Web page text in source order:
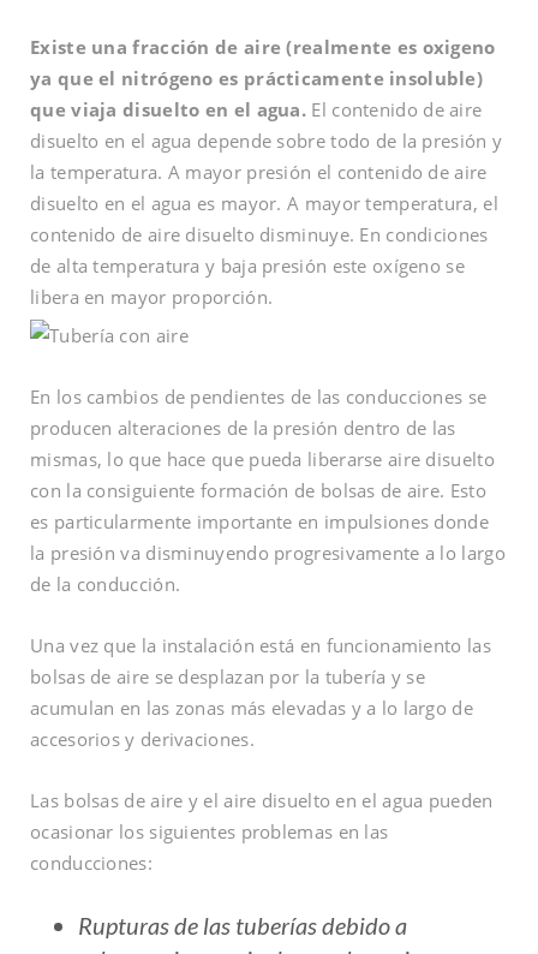
Existe una fracción de aire (realmente es oxigeno
ya que el nitrógeno es prácticamente insoluble)
que viaja disuelto en el agua. El contenido de aire
disuelto en el agua depende sobre todo de la presión y
la temperatura. A mayor presión el contenido de aire
disuelto en el agua es mayor. A mayor temperatura, el
contenido de aire disuelto disminuye. En condiciones
de alta temperatura y baja presión este oxígeno se
libera en mayor proporción.
En los cambios de pendientes de las conducciones se
producen alteraciones de la presión dentro de las
mismas, lo que hace que pueda liberarse aire disuelto
con la consiguiente formación de bolsas de aire. Esto
es particularmente importante en impulsiones donde
la presión va disminuyendo progresivamente a lo largo
de la conducción.
Una vez que la instalación está en funcionamiento las
bolsas de aire se desplazan por la tubería y se
acumulan en las zonas más elevadas y a lo largo de
accesorios y derivaciones.
Las bolsas de aire y el aire disuelto en el agua pueden
ocasionar los siguientes problemas en las
conducciones:
Rupturas de las tuberías debido a